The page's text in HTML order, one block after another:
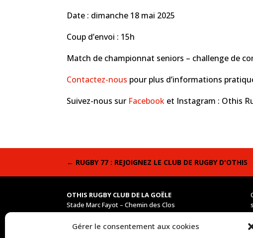
Gérer le consentement aux cookies
Date : dimanche 18 mai 2025
Coup d’envoi : 15h
Match de championnat seniors – challenge de
Contactez-nous pour plus d’informations
Suivez-nous sur Facebook et Instagram : Othis
← RUGBY 77 : REJOIGNEZ LE CLUB DE RUGBY D'OTHIS
OTHIS RUGBY CLUB DE LA GOËLE
Stade Marc Fayot – Chemin des Clos
77280 OTHIS – BEAUMARCHAIS
Arrêt de bus pour les équipes :